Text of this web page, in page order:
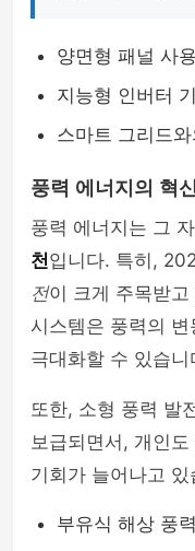
양면형 패널 사
지능형 인버터
스마트 그리드
풍력 에너지의 혁신
풍력 에너지는 그
천입니다. 특히,
전이 크게 주목받
시스템은 풍력의
극대화할 수 있습니
또한, 소형 풍력 발
보급되면서, 개인
기회가 늘어나고 있
부유식 해상 풍